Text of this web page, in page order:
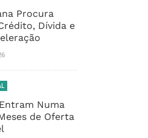
Procura
Dívida e
Numa
de Oferta